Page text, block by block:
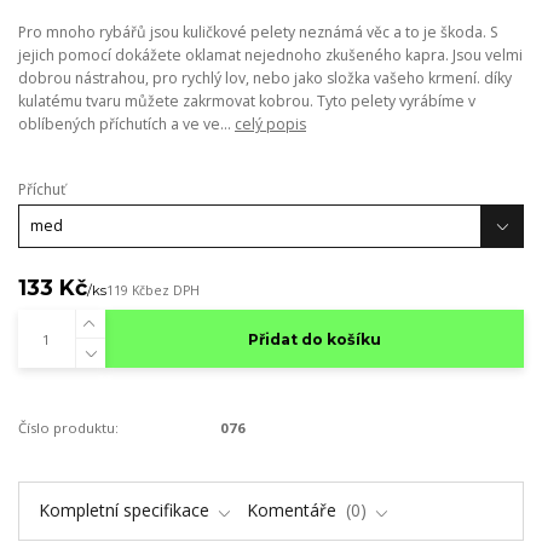
Pro mnoho rybářů jsou kuličkové pelety neznámá věc a to je škoda. S
jejich pomocí dokážete oklamat nejednoho zkušeného kapra. Jsou velmi
dobrou nástrahou, pro rychlý lov, nebo jako složka vašeho krmení. díky
kulatému tvaru můžete zakrmovat kobrou. Tyto pelety vyrábíme v
oblíbených příchutích a ve ve... celý popis
Příchuť
133 Kč/ks119 Kčbez DPH
Přidat do košíku
Číslo produktu: 076
Kompletní specifikace Komentáře 0